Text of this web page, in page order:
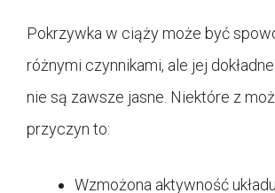
Pokrzywka w ciąży może być
różnymi czynnikami, ale jej
nie są zawsze jasne. Niektóre z
przyczyn to:
Wzmożona aktywność układu